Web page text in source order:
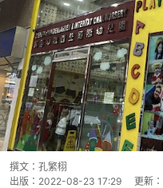
撰文： 孔繁栩
出版： 2022-08-23 17:29 更新：